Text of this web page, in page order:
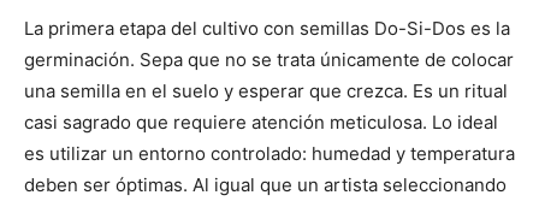
La primera etapa del cultivo con semillas Do-Si-Dos es la
germinación. Sepa que no se trata únicamente de colocar
una semilla en el suelo y esperar que crezca. Es un ritual
casi sagrado que requiere atención meticulosa. Lo ideal
es utilizar un entorno controlado: humedad y temperatura
deben ser óptimas. Al igual que un artista seleccionando